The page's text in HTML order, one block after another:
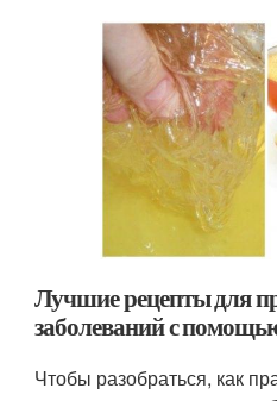
Лучшие рецепты для
заболеваний с
Чтобы разобраться, как